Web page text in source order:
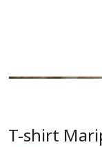
T-shirt